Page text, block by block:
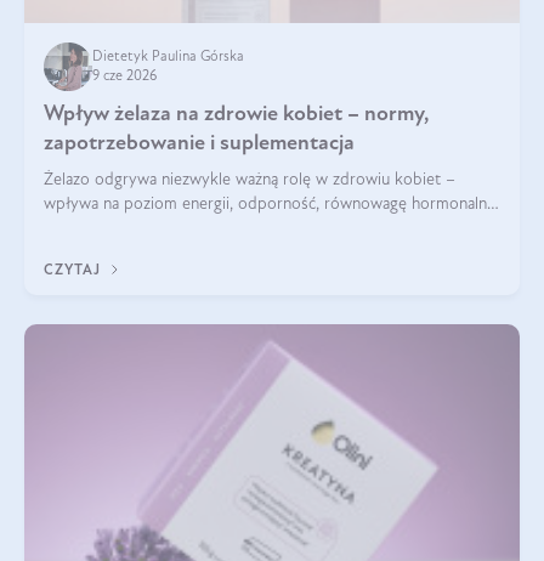
Dietetyk Paulina Górska
9 cze 2026
Wpływ żelaza na zdrowie kobiet – normy,
zapotrzebowanie i suplementacja
Żelazo odgrywa niezwykle ważną rolę w zdrowiu kobiet –
wpływa na poziom energii, odporność, równowagę hormonalną
zawrotów głowy czy problemów z
CZYTAJ